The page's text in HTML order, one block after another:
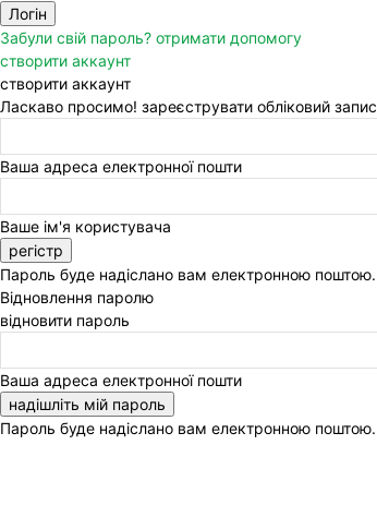
Забули свій пароль? отримати допомогу
створити аккаунт
створити аккаунт
Ласкаво просимо! зареєструвати обліковий запис
Ваша адреса електронної пошти
Ваше ім'я користувача
Пароль буде надіслано вам електронною поштою.
Відновлення паролю
відновити пароль
Ваша адреса електронної пошти
Пароль буде надіслано вам електронною поштою.